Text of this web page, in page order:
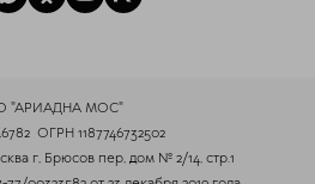
"АРИАДНА МОС"
ОГРН 1187746732502
г, Брюсов пер, дом № 2/14, стр.1